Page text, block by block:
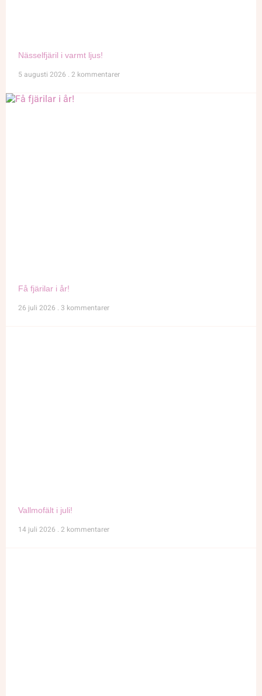
Nässelfjäril i varmt ljus!
5 augusti 2026 2 kommentarer
Få fjärilar i år!
26 juli 2026 3 kommentarer
Vallmofält i juli!
14 juli 2026 2 kommentarer